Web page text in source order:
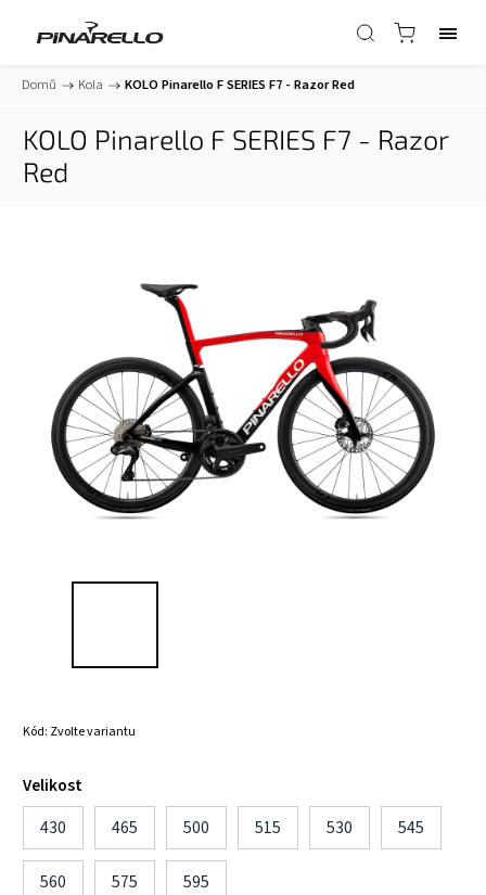
Domů / Kola / KOLO Pinarello F SERIES F7 - Razor Red
KOLO Pinarello F SERIES F7 - Razor
Red
Kód: Zvolte variantu
Velikost
430
465 500 515 530 545
560 575 595